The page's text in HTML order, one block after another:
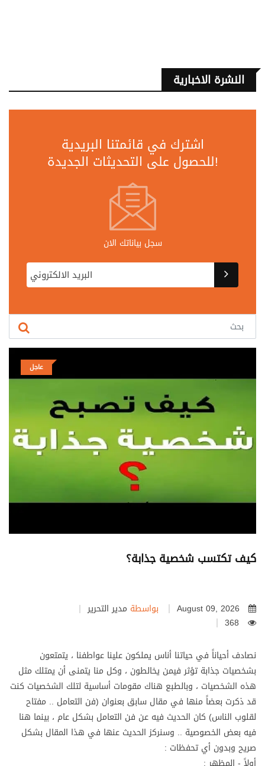
النشرة الاخبارية
اشترك في قائمتنا البريدية
للحصول على التحديثات الجديدة!
سجل بياناتك الان
عاجل
كيف تكتسب شخصية جذابة؟
بواسطة مدير التحرير
August 09, 2026
368
نصادف أحياناً في حياتنا أناس يملكون علينا عواطفنا ، يتمتعون
بشخصيات جذابة تؤثر فيمن يخالطون ، وكل منا يتمنى أن يمتلك مثل
هذه الشخصيات ، وبالطبع هناك مقومات أساسية لتلك الشخصيات كنت
قد ذكرت بعضاً منها في مقال سابق بعنوان (فن التعامل .. مفتاح
لقلوب الناس) كان الحديث فيه عن فن التعامل بشكل عام ، بينما هنا
فيه بعض الخصوصية .. وسنركز الحديث عنها في هذا المقال بشكل
صريح وبدون أي تحفظات :